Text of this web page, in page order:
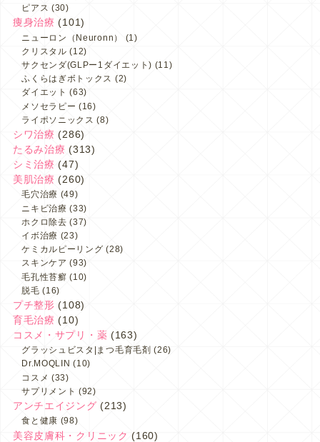
ピアス (30)
痩身治療 (101)
ニューロン（Neuronn）
(1)
クリスタル (12)
サクセンダ(GLPー1ダイエット) (11)
ふくらはぎボトックス (2)
ダイエット (63)
メソセラピー (16)
ライポソニックス (8)
シワ治療 (286)
たるみ治療 (313)
シミ治療 (47)
美肌治療 (260)
毛穴治療 (49)
ニキビ治療 (33)
ホクロ除去 (37)
イボ治療 (23)
ケミカルピーリング (28)
スキンケア (93)
毛孔性苔癬 (10)
脱毛 (16)
プチ整形 (108)
育毛治療 (10)
コスメ・サプリ・薬 (163)
グラッシュビスタ|まつ毛育毛剤 (26)
Dr.MOQLIN (10)
コスメ (33)
サプリメント (92)
アンチエイジング (213)
食と健康 (98)
美容皮膚科・クリニック (160)